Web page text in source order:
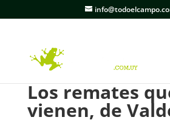
Los remates
vienen, de